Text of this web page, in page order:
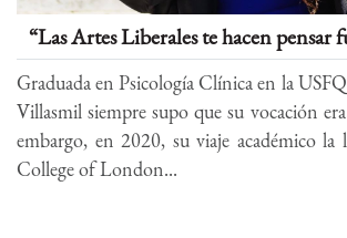
“Las Artes Liberales te hacen pensar
Graduada en Psicología Clínica en la
Villasmil siempre supo que su vocación
embargo, en 2020, su viaje académico
College of London...